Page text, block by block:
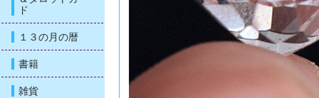
ド
１３の月の暦
書籍
雑貨